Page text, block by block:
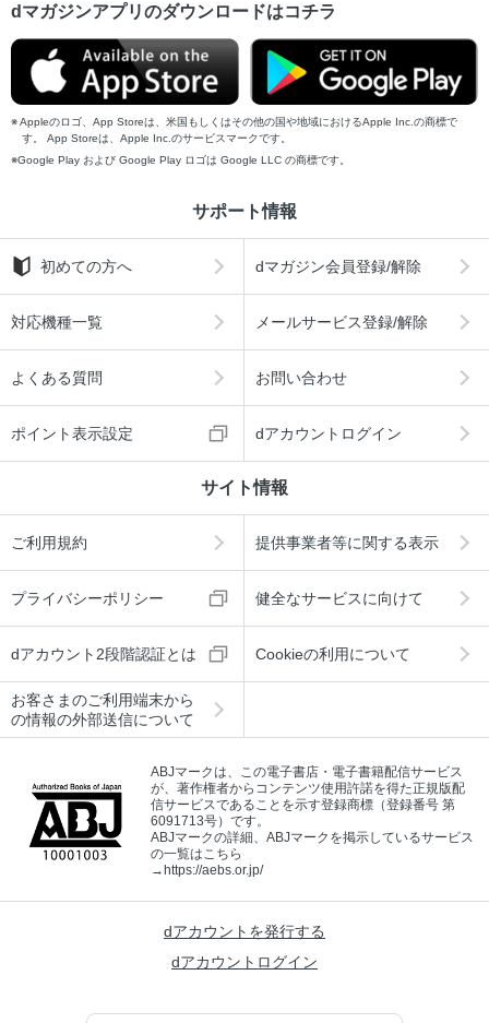
dマガジンアプリのダウンロードはコチラ
Appleのロゴ、App Storeは、米国もしくはその他の国や地域におけるApple Inc.の商標で
す。 App Storeは、Apple Inc.のサービスマークです。
Google Play および Google Play ロゴは Google LLC の商標です。
サポート情報
初めての方へ dマガジン会員登録/解除
対応機種一覧 メールサービス登録/解除
よくある質問 お問い合わせ
ポイント表示設定 dアカウントログイン
サイト情報
ご利用規約 提供事業者等に関する表示
プライバシーポリシー 健全なサービスに向けて
dアカウント2段階認証とは Cookieの利用について
お客さまのご利用端末から
の情報の外部送信について
ABJマークは、この電子書店・電子書籍配信サービス
が、著作権者からコンテンツ使用許諾を得た正規版配
信サービスであることを示す登録商標（登録番号 第
6091713号）です。
ABJマークの詳細、ABJマークを掲示しているサービス
の一覧はこちら
→ https://aebs.or.jp/
dアカウントを発行する
dアカウントログイン